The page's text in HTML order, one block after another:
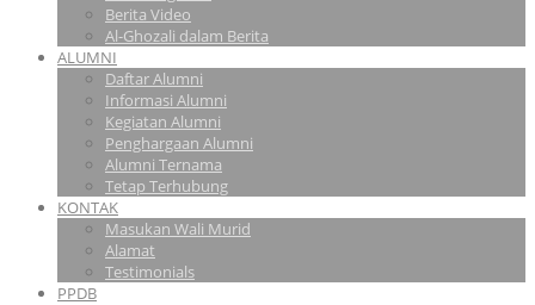
Berita Video
Al-Ghozali dalam Berita
ALUMNI
Daftar Alumni
Informasi Alumni
Kegiatan Alumni
Penghargaan Alumni
Alumni Ternama
Tetap Terhubung
KONTAK
Masukan Wali Murid
Alamat
Testimonials
PPDB